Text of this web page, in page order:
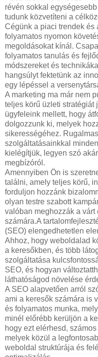
révén sokkal
tudunk közvetíteni a
Cégünk a piaci trendek és
folyamatos nyomon
megoldásokat kínál.
folyamatos tanulás és
módszereket és
hangsúlyt fektetünk az
egy lépéssel a
A marketing ma már nem
teljes körű üzleti stratégiát
ügyfeleink mellett, hogy
dolgozzunk ki, melyek
sikerességéhez.
szolgáltatásainkkal
kielégítjük, legyen szó
megbízóról.
Amennyiben Ön is
találni, amely teljes körű,
forduljon hozzánk
olyan testre szabott
valóban meghozzák a
számára.A
(SEO) elengedhetetlen
Ahhoz, hogy weboldalad
a keresőkben, és több
szolgáltatása
SEO, és hogyan
láthatóságod növelése
A SEO alapvetően arról
ami a keresők számára is
és folyamatos munka,
minél előrébb kerüljön a
hogy ezt elérhesd,
melyek közül a
weboldal struktúrája és